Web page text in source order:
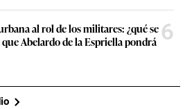
al rol de los militares: ¿qué se
Abelardo de la Espriella pondrá 6